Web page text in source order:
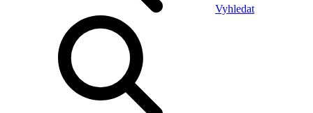
Vyhledat